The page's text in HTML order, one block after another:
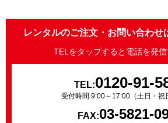
レンタルのご注文・お問い合わせ
TELをタップすると電話を発信
TEL:0120-91-
受付時間 9:00～17:00（土日・祝
FAX:03-5821-